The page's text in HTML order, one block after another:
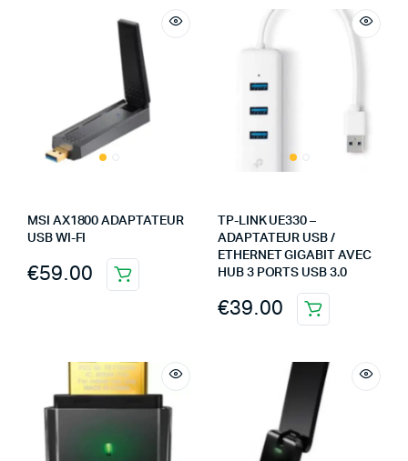
MSI AX1800 ADAPTATEUR
USB WI-FI
€59.00
TP-LINK UE330 –
ADAPTATEUR USB /
ETHERNET GIGABIT AVEC
HUB 3 PORTS USB 3.0
€39.00